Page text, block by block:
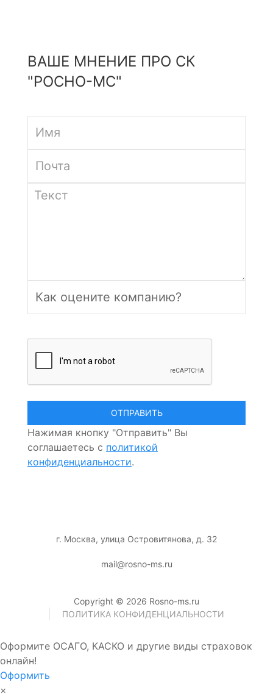
ВАШЕ МНЕНИЕ ПРО СК
"РОСНО-МС"
Нажимая кнопку "Отправить" Вы
соглашаетесь с политикой
конфиденциальности.
г. Москва, улица Островитянова, д. 32
mail@rosno-ms.ru
Copyright © 2026 Rosno-ms.ru
ПОЛИТИКА КОНФИДЕНЦИАЛЬНОСТИ
Оформите ОСАГО, КАСКО и другие виды страховок
онлайн!
Оформить
×